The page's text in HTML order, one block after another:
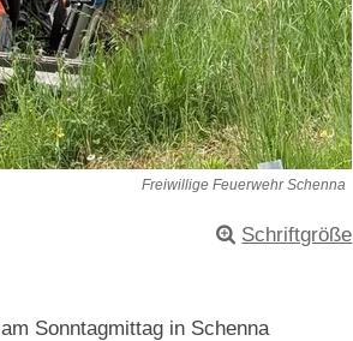
Freiwillige Feuerwehr Schenna
Schriftgröße
Sonntagmittag in Schenna